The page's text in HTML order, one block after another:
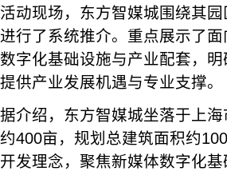
活动现场，东方智媒城围绕其
进行了系统推介。重点展示了
数字化基础设施与产业配套，
提供产业发展机遇与专业支撑。
据介绍，东方智媒城坐落于上
约400亩，规划总建筑面积约
开发理念，聚焦新媒体数字化